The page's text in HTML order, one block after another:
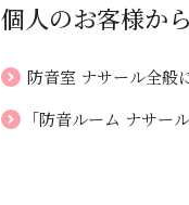
個人のお客様か
防音室 ナサール全般
「防音ルーム ナサー